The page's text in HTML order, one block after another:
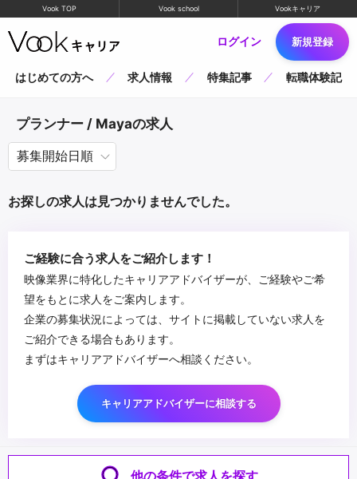
Vook TOP Vook school Vookキャリア
ログイン 新規登録
はじめての方へ 求人情報 特集記事 転職体験記
プランナー / Mayaの求人
お探しの求人は見つかりませんでした。
ご経験に合う求人をご紹介します！
映像業界に特化したキャリアアドバイザーが、ご経験やご希
望をもとに求人をご案内します。
企業の募集状況によっては、サイトに掲載していない求人を
ご紹介できる場合もあります。
まずはキャリアアドバイザーへ相談ください。
キャリアアドバイザーに相談する
他の条件で求人を探す